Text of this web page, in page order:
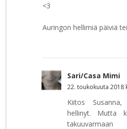
<3
Auringon hellimiä päiviä
Sari/Casa Mimi
22. toukokuuta 2018
Kiitos
hellinyt. Mutta
takuuvarmaan